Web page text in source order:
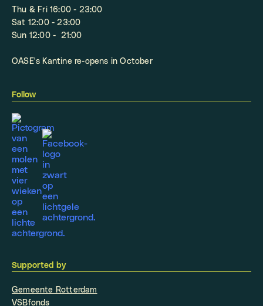
Thu & Fri 16:00 - 23:00
Sat 12:00 - 23:00
Sun 12:00 - 21:00
OASE's Kantine re-opens in October
Follow
Supported by
Gemeente Rotterdam
VSBfonds